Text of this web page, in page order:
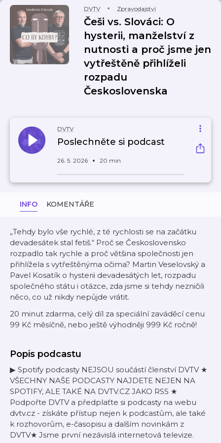
DVTV Zpravodajství
Češi vs. Slováci: O
hysterii, manželství z
nutnosti a proč jsme jen
vytřeštěně přihlíželi
rozpadu
Československa
DVTV
Poslechněte si podcast
26. 5. 2026 20 min
INFO KOMENTÁŘE
„Tehdy bylo vše rychlé, z té rychlosti se na začátku
devadesátek stal fetiš.“ Proč se Československo
rozpadlo tak rychle a proč většina společnosti jen
přihlížela s vytřeštěnýma očima? Martin Veselovský a
Pavel Kosatík o hysterii devadesátých let, rozpadu
společného státu i otázce, zda jsme si tehdy nezničili
něco, co už nikdy nepůjde vrátit.
20 minut zdarma, celý díl za speciální zaváděcí cenu
99 Kč měsíčně, nebo ještě výhodněji 999 Kč ročně!
Popis podcastu
▶ Spotify podcasty NEJSOU součástí členství DVTV ★
VŠECHNY NAŠE PODCASTY NAJDETE NEJEN NA
SPOTIFY, ALE TAKÉ NA DVTV.CZ JAKO RSS ★
Podpořte DVTV a předplaťte si podcasty na webu
dvtv.cz - získáte přístup nejen k podcastům, ale také
k rozhovorům, e-časopisu a dalším novinkám z
DVTV★ Jsme první nezávislá internetová televize.